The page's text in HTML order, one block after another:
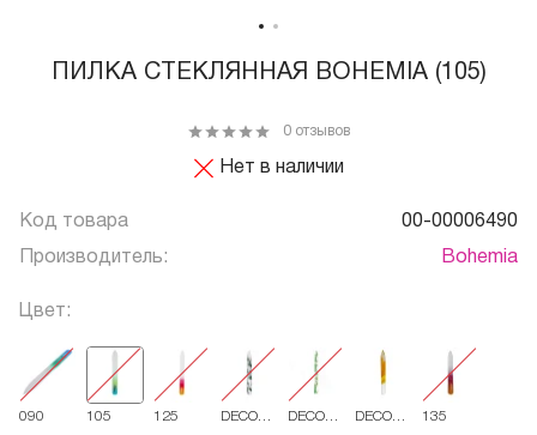
ПИЛКА СТЕКЛЯННАЯ BOHEMIA (105)
Нет в наличии
0 отзывов
Код товара 00-00006490
Производитель: Bohemia
Цвет:
090 105 125
DECO
DECO
DECO
135